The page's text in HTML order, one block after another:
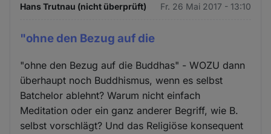
Hans Trutnau (nicht überprüft) Fr. 26 Mai 2017 - 13:10
"ohne den Bezug auf die
"ohne den Bezug auf die Buddhas" - WOZU dann
überhaupt noch Buddhismus, wenn es selbst
Batchelor ablehnt? Warum nicht einfach
Meditation oder ein ganz anderer Begriff, wie B.
selbst vorschlägt? Und das Religiöse konsequent